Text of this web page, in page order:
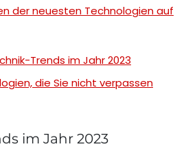
der neuesten Technologien auf
Trends im Jahr 2023
die Sie nicht verpassen
im Jahr 2023